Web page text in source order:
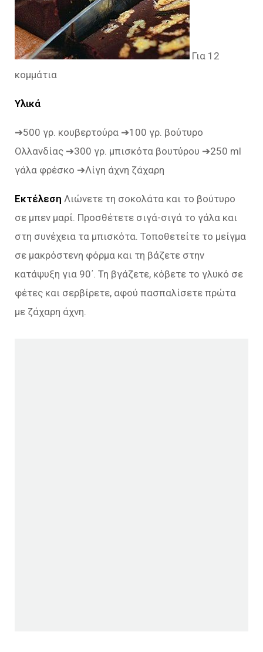
Για 12
κομμάτια
Υλικά
➔500 γρ. κουβερτούρα ➔100 γρ. βούτυρο
Ολλανδίας ➔300 γρ. μπισκότα βουτύρου ➔250 ml
γάλα φρέσκο ➔Λίγη άχνη ζάχαρη
Εκτέλεση Λιώνετε τη σοκολάτα και το βούτυρο
σε μπεν μαρί. Προσθέτετε σιγά-σιγά το γάλα και
στη συνέχεια τα μπισκότα. Τοποθετείτε το μείγμα
σε μακρόστενη φόρμα και τη βάζετε στην
κατάψυξη για 90΄. Τη βγάζετε, κόβετε το γλυκό σε
φέτες και σερβίρετε, αφού πασπαλίσετε πρώτα
με ζάχαρη άχνη.